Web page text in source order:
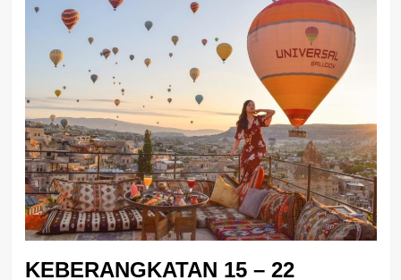
KEBERANGKATAN 15 – 22